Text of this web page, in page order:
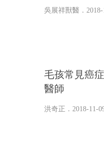
吳展祥獸醫 ．
毛孩常見癌
醫師
洪奇正 ．2018-11-